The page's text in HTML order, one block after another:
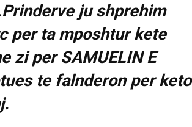
ju shprehim
per ta mposhtur kete
zi per SAMUELIN E
te falnderon per keto